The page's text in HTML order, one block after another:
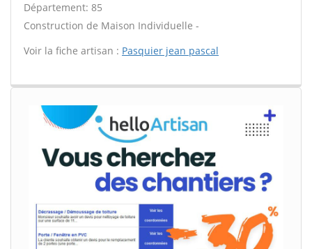
Département: 85
Construction de Maison Individuelle -
Voir la fiche artisan : Pasquier jean pascal